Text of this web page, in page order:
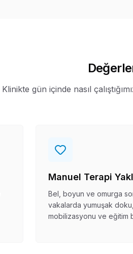
Klinikte gün içinde nasıl
Manuel Terapi
Bel, boyun ve omurga
vakalarda yumuşak
mobilizasyonu ve eğitim